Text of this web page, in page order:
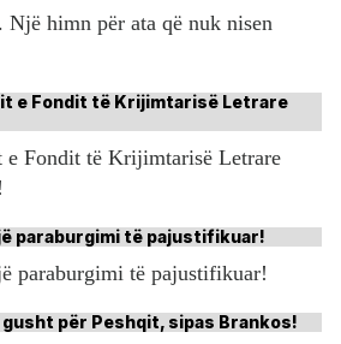
Një himn për ata që nuk nisen
Fondit të Krijimtarisë Letrare
paraburgimi të pajustifikuar!